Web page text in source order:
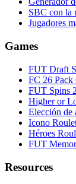
SBC con la
Jugadores
Games
FUT Draft
FC 26 Pack
FUT Spins
Higher or
Elección de
Icono
Héroes
FUT
Resources